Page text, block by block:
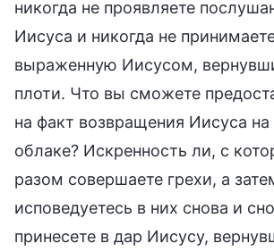
никогда не проявляете
Иисуса и никогда не
выраженную Иисусом,
плоти. Что вы сможете
на факт возвращения Иисуса
облаке? Искренность ли, с
разом совершаете грехи, а
исповедуетесь в них снова и
принесете в дар Иисусу,